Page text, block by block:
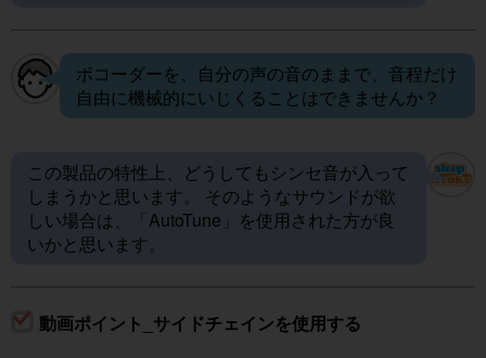
ボコーダーを、自分の声の音のままで、音程だけ
自由に機械的にいじくることはできませんか？
この製品の特性上、どうしてもシンセ音が入って
しまうかと思います。 そのようなサウンドが欲
しい場合は、「AutoTune」を使用された方が良
いかと思います。
動画ポイント_サイドチェインを使用する